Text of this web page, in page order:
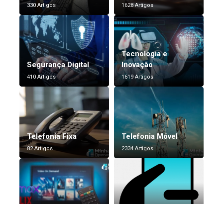
330 Artigos 1628 Artigos
Segurança Digital
410 Artigos
Tecnologia e
Inovação
1619 Artigos
Telefonia Fixa
82 Artigos
Telefonia Móvel
2334 Artigos